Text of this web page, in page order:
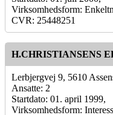
Virksomhedsform:
CVR: 25448251
H.CHRISTIANSENS
Lerbjergvej 9, 5610
Ansatte: 2
Startdato: 01. april 1999,
Virksomhedsform: